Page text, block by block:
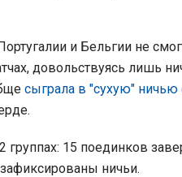
и Бельгии не
довольствуясь лишь
сыграла в "сухую" ничью
группах: 15 поединков
ничьи.